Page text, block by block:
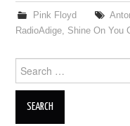
PINKFLOYDIANE
Pink Floyd
RadioAdige, Shine On You
for: